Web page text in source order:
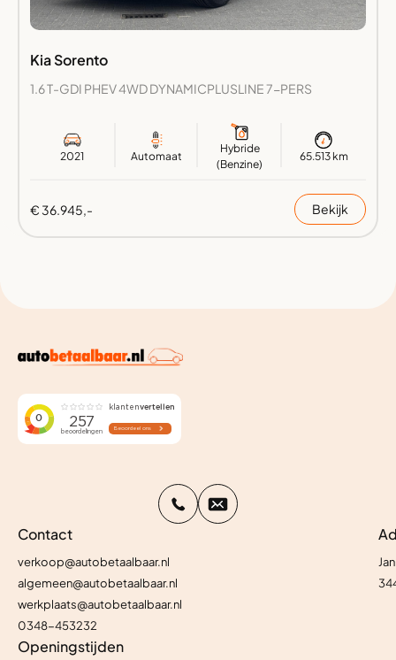
Kia Sorento
1.6 T-GDI PHEV 4WD DYNAMICPLUSLINE 7-PERS
2021 Automaat
Hybride
(Benzine)
65.513 km
€ 36.945,- Bekijk
Contact
verkoop@autobetaalbaar.nl
algemeen@autobetaalbaar.nl
werkplaats@autobetaalbaar.nl
0348-453232
Openingstijden